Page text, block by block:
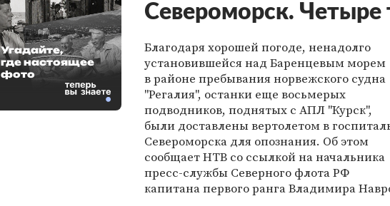
Североморск. Четыре
Благодаря хорошей погоде, ненадолго
установившейся над Баренцевым морем
в районе пребывания норвежского судна
"Регалия", останки еще восьмерых
подводников, поднятых с АПЛ "Курск",
были доставлены вертолетом в
Североморска для опознания. Об этом
сообщает НТВ со ссылкой на начальника
пресс-службы Северного флота РФ
капитана первого ранга Владимира
Угадайте,
где настоящее
фото